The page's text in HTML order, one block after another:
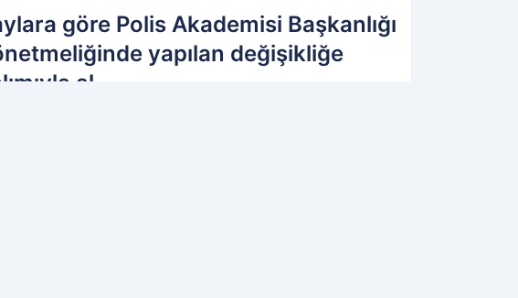
göre Polis Akademisi Başkanlığı
yapılan değişikliğe
al